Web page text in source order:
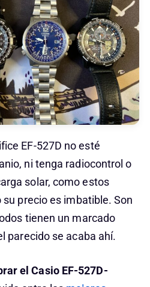
EF-527D no esté
ni tenga radiocontrol o
solar, como estos
precio es imbatible. Son
tienen un marcado
parecido se acaba ahí.
el Casio EF-527D-